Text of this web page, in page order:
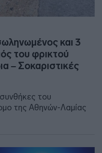
και 3
του φρικτού
– Σοκαριστικές
του
της Αθηνών-Λαμίας